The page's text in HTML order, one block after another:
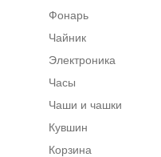
Фонарь
Чайник
Электроника
Часы
Чаши и чашки
Кувшин
Корзина